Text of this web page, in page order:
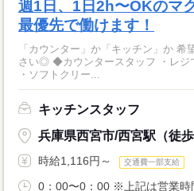
週1日、1日2h〜OKのマ
最優先で働けます！
「カウンター」か「キッチン」か
さい◎ ◆カウンタースタッフ ・レジでの接客、注文 ・ドリンク作り
・ソフトクリー...
キッチンスタッフ
兵庫県西宮市/西宮駅（徒歩
時給1,116円～ 交通費一部支給
0：00〜0：00 ※上記は営業時